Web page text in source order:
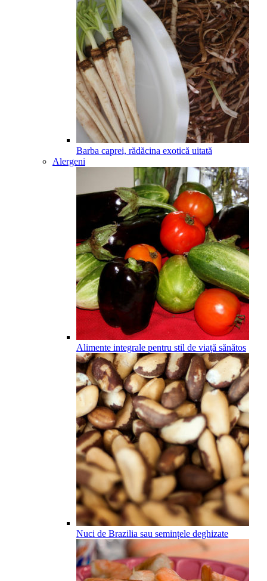
Barba caprei, rădăcina exotică uitată
Alergeni
Alimente integrale pentru stil de viață sănătos
Nuci de Brazilia sau semințele deghizate